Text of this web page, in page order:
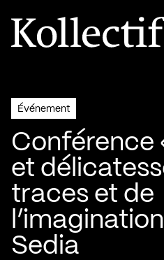
Aller à la page d'accueil
Logo Kollectif
Événement
Conférence
et
traces et de
Sedia